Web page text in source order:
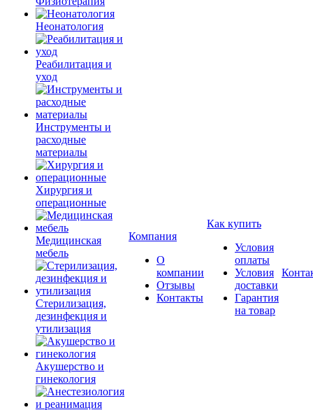
Неонатология
Реабилитация и
уход
Инструменты и
расходные
материалы
Хирургия и
операционные
Медицинская
мебель
Стерилизация,
дезинфекция и
утилизация
Акушерство и
гинекология
Компания
О
компании
Отзывы
Контакты
Как купить
Условия
оплаты
Условия
доставки
Гарантия
на товар